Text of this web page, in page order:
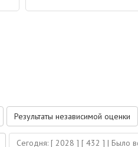
Результаты независимой оценки
Сегодня: [ 2028 ] [ 432 ] | Было